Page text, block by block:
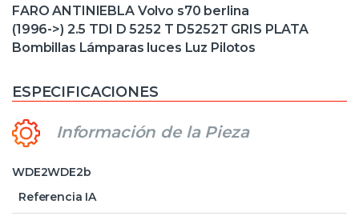
FARO ANTINIEBLA Volvo s70 berlina
(1996->) 2.5 TDI D 5252 T D5252T GRIS PLATA
Bombillas Lámparas luces Luz Pilotos
ESPECIFICACIONES
Información de la Pieza
WDE2WDE2b
Referencia IA